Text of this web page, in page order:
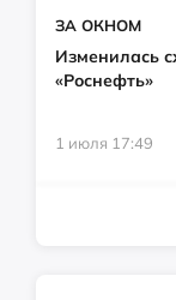
ЗА ОКНОМ
Изменилась
«Роснефть»
1 июля 17:49